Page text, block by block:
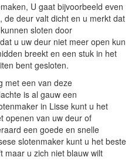
U gaat bijvoorbeeld even
de deur valt dicht en u merkt dat
sloten door
u uw deur niet meer open kun
breekt en een stuk in het
bent gesloten.
met een van deze
is al gauw een
in Lisse kunt u het
openen van uw deur of
een goede en snelle
slotenmaker kunt u het beste
maar u zich niet blauw wilt